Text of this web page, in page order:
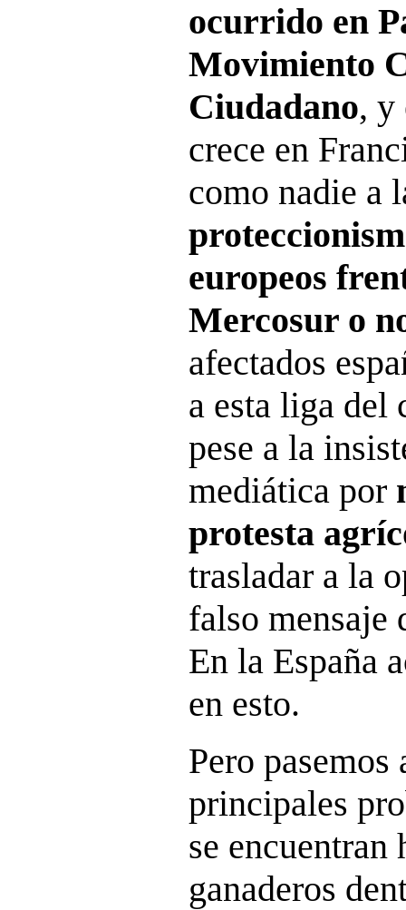
ocurrido en
Movimiento
Ciudadano, y
crece en
como nadie a
europeos
Mercosur o
afectados
a esta liga del
pese a la
mediática por
protesta
trasladar a la
falso mensaje
En la España
en esto.
Pero pasemos
principales
se
ganaderos